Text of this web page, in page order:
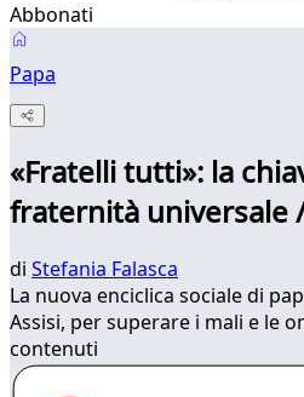
Abbonati
Papa
«Fratelli tutti»: la
fraternità universale /
di Stefania Falasca
La nuova enciclica sociale di
Assisi, per superare i mali e le
contenuti